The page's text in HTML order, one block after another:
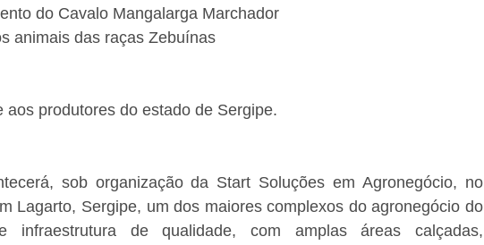
do Cavalo Mangalarga Marchador
animais das raças Zebuínas
aos produtores do estado de Sergipe.
sob organização da Start Soluções em Agronegócio, no
Lagarto, Sergipe, um dos maiores complexos do agronegócio do
infraestrutura de qualidade, com amplas áreas calçadas,